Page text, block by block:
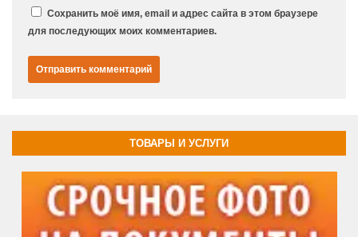
Сохранить моё имя, email и адрес сайта в этом браузере
для последующих моих комментариев.
ТОВАРЫ И УСЛУГИ